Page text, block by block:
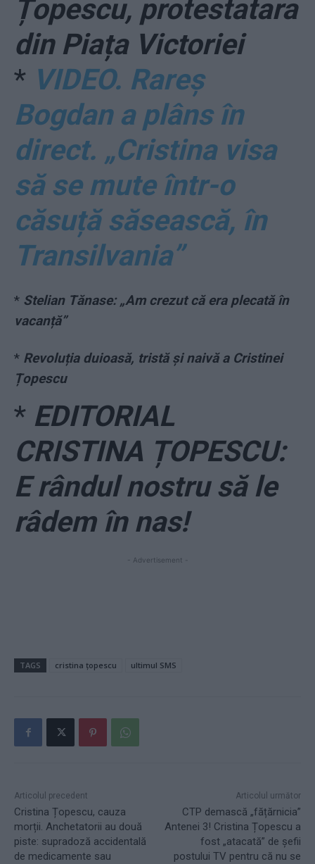
Țopescu, protestatara
din Piața Victoriei
* VIDEO. Rareș
Bogdan a plâns în
direct. „Cristina visa
să se mute într-o
căsuță săsească, în
Transilvania”
* Stelian Tănase: „Am crezut că era plecată în
vacanță”
* Revoluția duioasă, tristă și naivă a Cristinei
Țopescu
* EDITORIAL
CRISTINA ȚOPESCU:
E rândul nostru să le
râdem în nas!
- Advertisement -
TAGS cristina țopescu ultimul SMS
Articolul precedent
Cristina Țopescu, cauza
morții. Anchetatorii au două
piste: supradoză accidentală
de medicamente sau
Articolul următor
CTP demască „fățărnicia”
Antenei 3! Cristina Țopescu a
fost „atacată” de șefii
postului TV pentru că nu se